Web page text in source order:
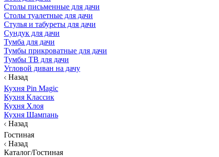
Столы письменные для дачи
Столы туалетные для дачи
Стулья и табуреты для дачи
Сундук для дачи
Тумба для дачи
Тумбы прикроватные для дачи
Тумбы ТВ для дачи
Угловой диван на дачу
Назад
Кухня Pin Magic
Кухня Классик
Кухня Хлоя
Кухня Шампань
Назад
Гостиная
Назад
Каталог/Гостиная